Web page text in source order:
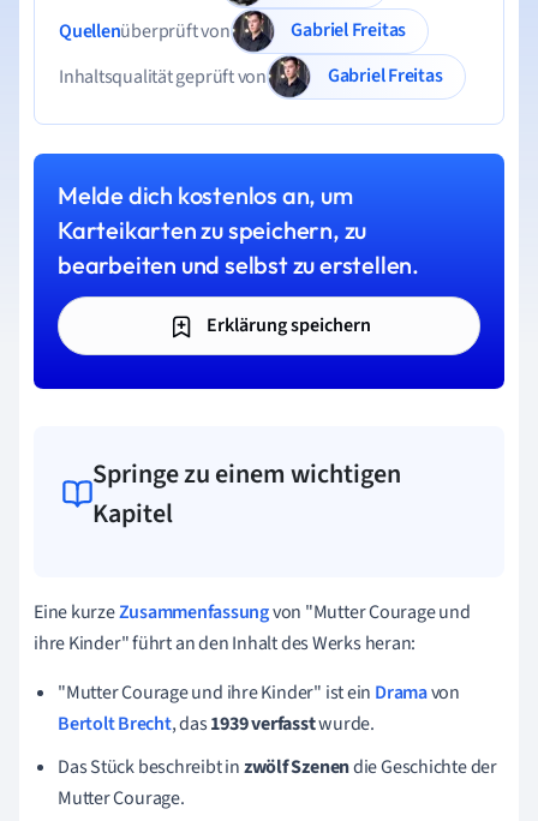
Quellenüberprüft von
Gabriel Freitas
Inhaltsqualität geprüft von
Gabriel Freitas
Melde dich kostenlos an, um
Karteikarten zu speichern, zu
bearbeiten und selbst zu erstellen.
Erklärung speichern
Springe zu einem wichtigen
Kapitel
Eine kurzeZusammenfassungvon "Mutter Courage und
ihre Kinder" führt an den Inhalt des Werks heran:
"Mutter Courage und ihre Kinder" ist ein Dramavon
Bertolt Brecht, das1939 verfasstwurde.
Das Stück beschreibt inzwölf Szenendie Geschichte der
Mutter Courage.